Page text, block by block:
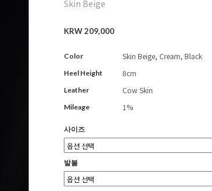
Skin Beige
KRW 209,000
Color Skin Beige, Cream, Black
Heel Height 8cm
Leather Cow Skin
Mileage 1%
사이즈
발볼